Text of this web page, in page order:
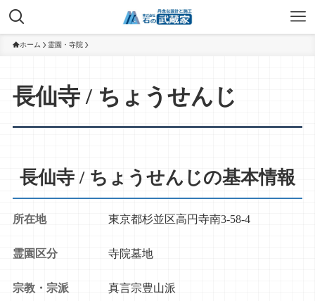
ホーム 霊園・寺院
長仙寺 / ちょうせんじ
長仙寺 / ちょうせんじの基本情報
所在地 東京都杉並区高円寺南3-58-4
霊園区分 寺院墓地
宗教・宗派 真言宗豊山派